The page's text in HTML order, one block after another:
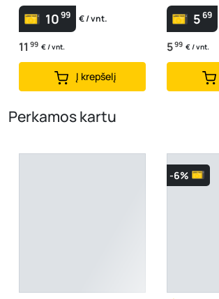
1099 € / vnt.
11 99 € / vnt.
Į krepšelį
darbams, 25 kg
569
599 € / vnt.
Perkamos kartu
-6%